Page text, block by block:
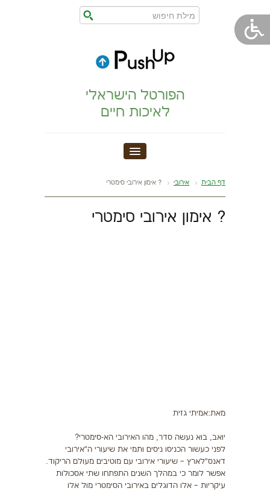
הפורטל הישראלי
לאיכות חיים
חדר כושר
צור קשר
דף הבית אירובי ? אימון אירובי סימטרי
? אימון אירובי סימטרי
מאת:אמיתי גזית
יואב, בוא נעשה סדר, מהו האירובי הא-סימטרי?
לפני כעשור הכניסו ניסים ותמי את שיעורי ה"אירובי
דאנס"לארץ – שיעורי אירובי עם מוטיבים מעולם הריקוד.
אפשר לומר כי במהלך השנים התפתחו שתי אסכולות
עיקריות – אלו הדוגלים באירובי הסימטרי מול אלו